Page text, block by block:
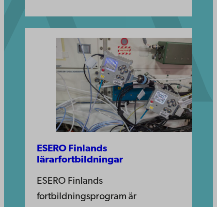
ESERO Finlands
lärarfortbildningar
ESERO Finlands
fortbildningsprogram är